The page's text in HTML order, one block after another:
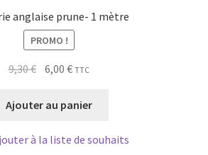
anglaise prune- 1 mètre
PROMO !
9,30€ Le
initial
9,30 €.
6,00€Le
actuel
6,00 €.
TTC
Ajouter au panier
à la liste de souhaits